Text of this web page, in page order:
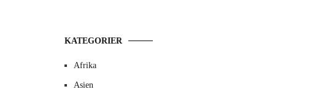
KATEGORIER
Afrika
Asien